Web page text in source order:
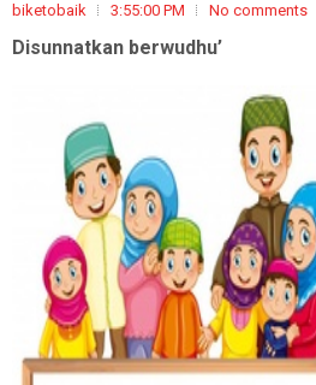
biketobaik 3:55:00 PM No comments
Disunnatkan berwudhu’